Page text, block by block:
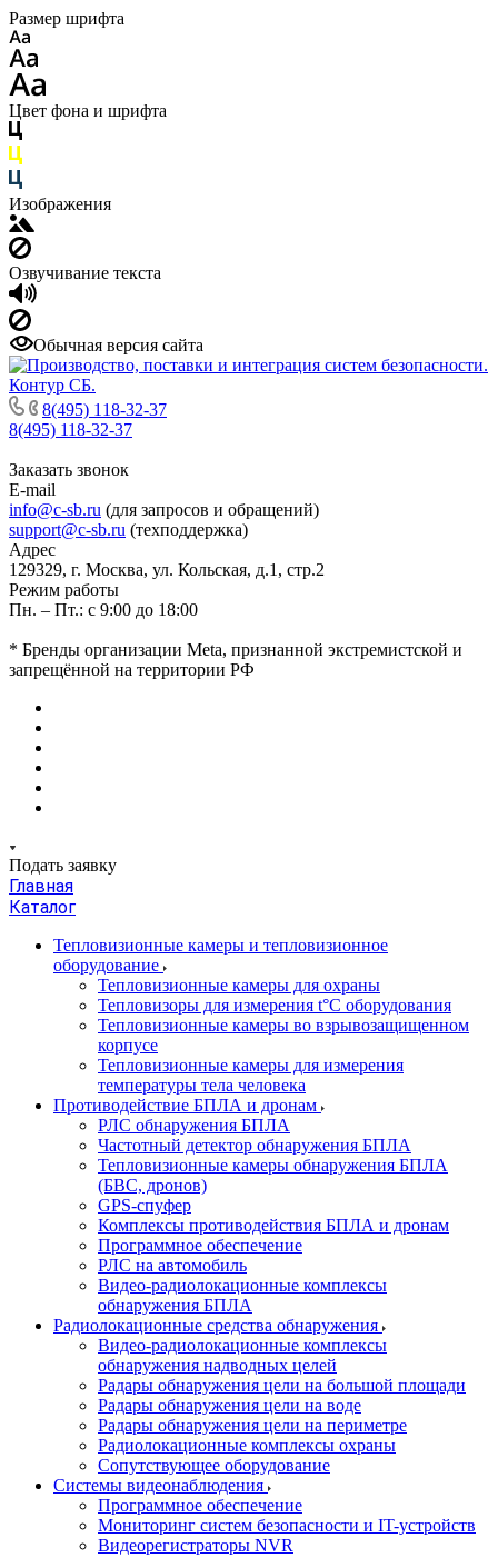
Размер шрифта
Цвет фона и шрифта
Изображения
Озвучивание текста
Обычная версия сайта
8(495) 118-32-37
8(495) 118-32-37
Заказать звонок
E-mail
info@c-sb.ru (для запросов и обращений)
support@c-sb.ru (техподдержка)
Адрес
129329, г. Москва, ул. Кольская, д.1, стр.2
Режим работы
Пн. – Пт.: с 9:00 до 18:00
* Бренды организации Meta, признанной экстремистской и
запрещённой на территории РФ
Подать заявку
Главная
Каталог
Тепловизионные камеры и тепловизионное
оборудование
Тепловизионные камеры для охраны
Тепловизоры для измерения t°С оборудования
Тепловизионные камеры во взрывозащищенном
корпусе
Тепловизионные камеры для измерения
температуры тела человека
Противодействие БПЛА и дронам
РЛС обнаружения БПЛА
Частотный детектор обнаружения БПЛА
Тепловизионные камеры обнаружения БПЛА
(БВС, дронов)
GPS-спуфер
Комплексы противодействия БПЛА и дронам
Программное обеспечение
РЛС на автомобиль
Видео-радиолокационные комплексы
обнаружения БПЛА
Радиолокационные средства обнаружения
Видео-радиолокационные комплексы
обнаружения надводных целей
Радары обнаружения цели на большой площади
Радары обнаружения цели на воде
Радары обнаружения цели на периметре
Радиолокационные комплексы охраны
Сопутствующее оборудование
Системы видеонаблюдения
Программное обеспечение
Мониторинг систем безопасности и IT-устройств
Видеорегистраторы NVR